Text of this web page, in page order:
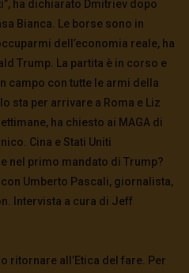
ha dichiarato Dmitriev dopo
Bianca. Le borse sono in
dell’economia reale, ha
Trump. La partita è in corso e
campo con tutte le armi della
sta per arrivare a Roma e Liz
ha chiesto ai MAGA di
Cina e Stati Uniti
nel primo mandato di Trump?
Umberto Pascali, giornalista,
Intervista a cura di Jeff
ritornare all’Etica del fare. Per